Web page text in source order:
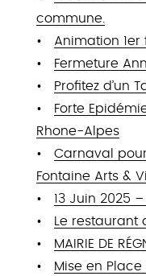
commune.
Animation 1er
Fermeture
Profitez d’un
Forte
Rhone-Alpes
Carnaval
Fontaine Arts &
13 Juin 2025
Le restaurant
MAIRIE DE
Mise en